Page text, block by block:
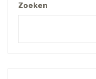
Zoeken